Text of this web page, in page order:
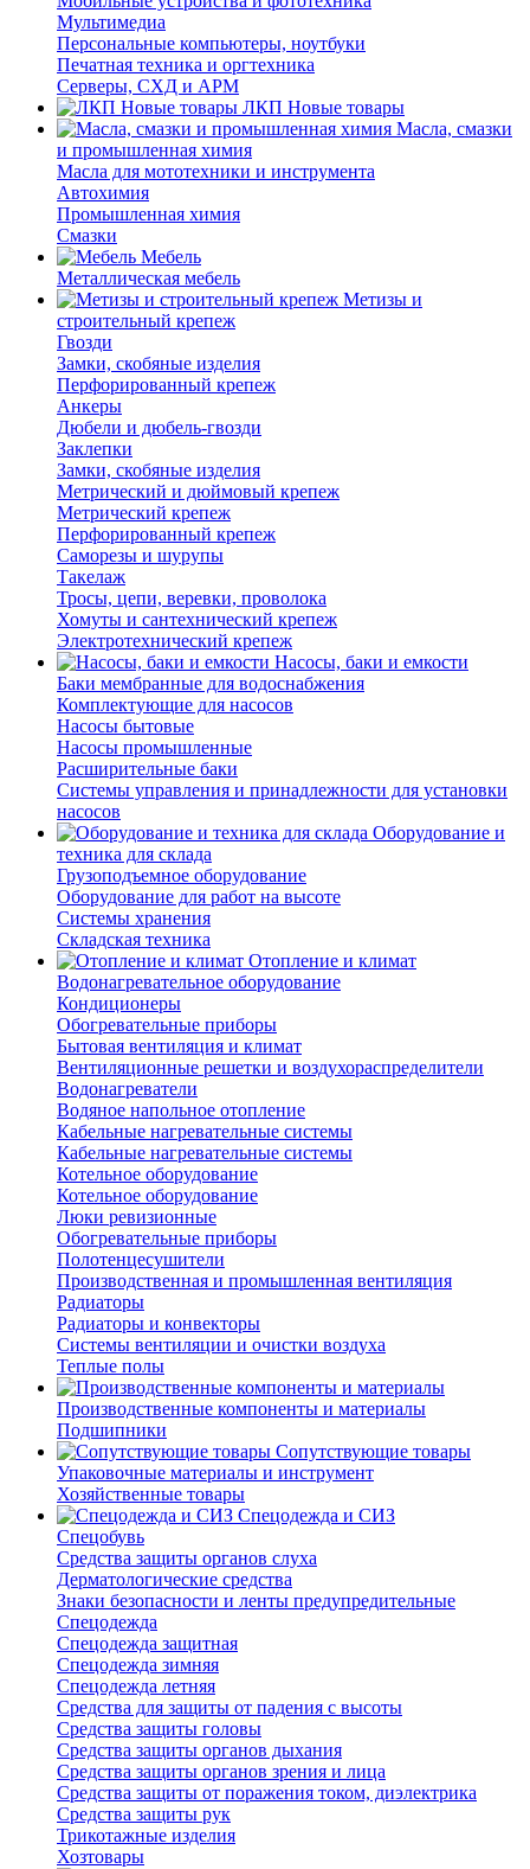
Мультимедиа
Персональные компьютеры, ноутбуки
Печатная техника и оргтехника
Серверы, СХД и АРМ
ЛКП Новые товары
Масла, смазки
и промышленная химия
Масла для мототехники и инструмента
Автохимия
Промышленная химия
Смазки
Мебель
Металлическая мебель
Метизы и
строительный крепеж
Гвозди
Замки, скобяные изделия
Перфорированный крепеж
Анкеры
Дюбели и дюбель-гвозди
Заклепки
Замки, скобяные изделия
Метрический и дюймовый крепеж
Метрический крепеж
Перфорированный крепеж
Саморезы и шурупы
Такелаж
Тросы, цепи, веревки, проволока
Хомуты и сантехнический крепеж
Электротехнический крепеж
Насосы, баки и емкости
Баки мембранные для водоснабжения
Комплектующие для насосов
Насосы бытовые
Насосы промышленные
Расширительные баки
Системы управления и принадлежности для установки
насосов
Оборудование и
техника для склада
Грузоподъемное оборудование
Оборудование для работ на высоте
Системы хранения
Складская техника
Отопление и климат
Водонагревательное оборудование
Кондиционеры
Обогревательные приборы
Бытовая вентиляция и климат
Вентиляционные решетки и воздухораспределители
Водонагреватели
Водяное напольное отопление
Кабельные нагревательные системы
Кабельные нагревательные системы
Котельное оборудование
Котельное оборудование
Люки ревизионные
Обогревательные приборы
Полотенцесушители
Производственная и промышленная вентиляция
Радиаторы
Радиаторы и конвекторы
Системы вентиляции и очистки воздуха
Теплые полы
Производственные компоненты и материалы
Подшипники
Сопутствующие товары
Упаковочные материалы и инструмент
Хозяйственные товары
Спецодежда и СИЗ
Спецобувь
Средства защиты органов слуха
Дерматологические средства
Знаки безопасности и ленты предупредительные
Спецодежда
Спецодежда защитная
Спецодежда зимняя
Спецодежда летняя
Средства для защиты от падения с высоты
Средства защиты головы
Средства защиты органов дыхания
Средства защиты органов зрения и лица
Средства защиты от поражения током, диэлектрика
Средства защиты рук
Трикотажные изделия
Хозтовары